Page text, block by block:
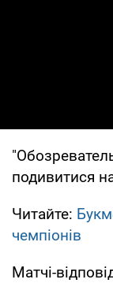
подивитися
Читайте:
чемпіонів
Матчі-